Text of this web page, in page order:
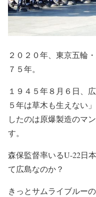
２０２０年、東京五輪
７５年。
１９４５年８月６日、
５年は草木も生えない
したのは原爆製造のマ
す。
森保監督率いるU-22日
て広島なのか？
きっとサムライブルー